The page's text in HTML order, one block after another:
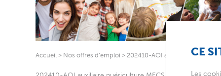
Accueil > Nos offres d’emploi > 202410-AOI auxiliaire CE
Les